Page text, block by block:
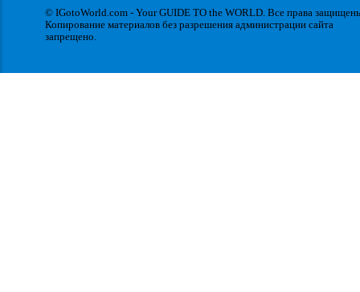
© IGotoWorld.com - Your GUIDE TO the WORLD. Все права
Копирование материалов без разрешения администрации сайта
запрещено.